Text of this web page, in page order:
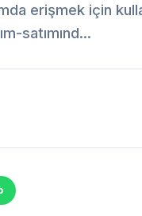
erişmek için
satımınd...